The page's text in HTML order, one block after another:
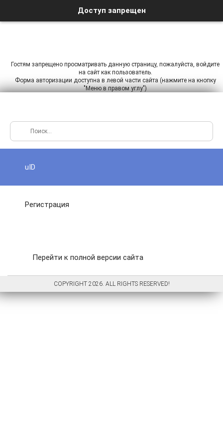
Доступ запрещен
Гостям запрещено просматривать данную страницу, пожалуйста, войдите
на сайт как пользователь.
Форма авторизации доступна в левой части сайта (нажмите на кнопку
"Меню в правом углу")
uID
Регистрация
Перейти к полной версии сайта
COPYRIGHT 2026. ALL RIGHTS RESERVED!